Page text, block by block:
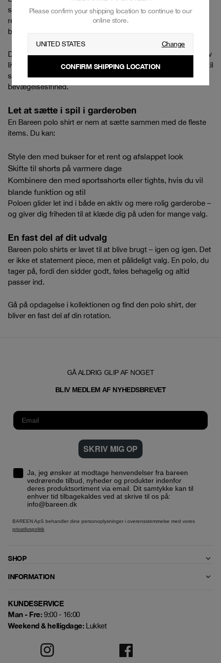
sammenhænge – fra weekend og arbejde til rejser og
restitution. De er nemme at tage på, nemme at style og
behagelige at bevæge sig i.
Det gør dem oplagte til hverdagen, men også til en mere aktiv
livsstil. Du kan sagtens bruge en Bareen polo som alternativ til
sportstøj, hvis du ønsker et mere rent udtryk med samme
bevægelsesfrihed.
Let at sætte i spil i garderoben
En Bareen polo shirt er nem at sætte sammen med de fleste
items. Du kan:
Style den med bukserfor et rent og afslappet look
Skifte til shorts på varmere dage
Kombinere den med sportsshorts ellertights, hvis du vil
blande funktion og stil
Poloen glider let ind i både en aktiv og mere rolig garderobe –
og giver dig friheden til at klæde dig på uden for mange valg.
En fast del af dit udvalg
Bareen polo shirts er lavet til at blive brugt – igen og igen. Det
er ikke et statement piece, men et pålideligt valg. En polo, du
tager på, fordi den sidder godt, føles behagelig og altid
passer ind.
Gå på opdagelse i kollektionen og find den polo shirt, der
bliver en fast del af din rotation.
GÅ ALDRIG GLIP AF NOGET
BLIV MEDLEM AF NYHEDSBREVET
SKRIV MIG OP
Ja, jeg ønsker at modtage henvendelser fra bareen
vedrørende tilbud, nyheder og produkter indenfor
deres produktsortiment via email. Dit samtykke kan til
enhver tid tilbagekaldes ved at skrive til os på:
info@bareen.dk
BAREEN ApS behandler dine personoplysninger i overensstemmelse med vores
privatlivspolitik
SHOP
INFORMATION
KUNDESERVICE
Man - Fre:9:00 - 16:00
Weekend & helligdage:Lukket
Please confirm your shipping location to continue to our
online store.
UNITED STATES Change
CONFIRM SHIPPING LOCATION